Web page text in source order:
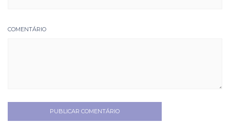
COMENTÁRIO